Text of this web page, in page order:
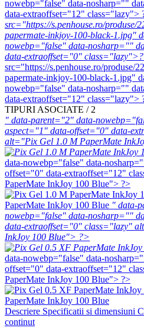
nowebp="false" data-nosharp=""
data-extraoffset="12" class="lazy">
src="https://s.penhouse.ro/produse/
papermate-inkjoy-100-black-1.jpg"
nowebp="false" data-nosharp=""
data-extraoffset="0"
src="https://s.penhouse.ro/produse/
papermate-inkjoy-100-black-1.jpg"
nowebp="false" data-nosharp=""
data-extraoffset="12" class="lazy">
TIPURI ASOCIATE / 2
" data-parent="2" data-
aspect="1" data-offset="0" data-
alt="Pix Gel 1.0 M PaperMate
data-nowebp="false" data-
offset="0" data-extraoffset="12"
PaperMate InkJoy 100 Blue"> ?>
PaperMate InkJoy 100 Blue " data-
nowebp="false" data-nosharp=""
data-extraoffset="0" class="lazy"
InkJoy 100 Blue"> ?>
data-nowebp="false" data-
offset="0" data-extraoffset="12"
PaperMate InkJoy 100 Blue"> ?>
PaperMate InkJoy 100 Blue
Descriere Specificatii si dimensiuni
continut